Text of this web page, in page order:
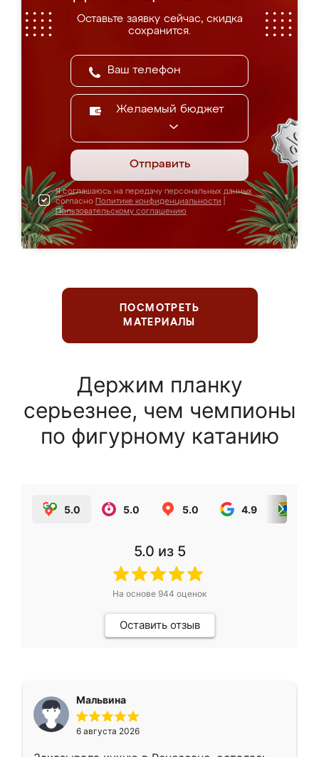
Оставьте заявку сейчас, скидка
сохранится.
Желаемый бюджет
Отправить
Я соглашаюсь на передачу персональных данных
согласно Политике конфиденциальности
Пользовательскому соглашению
ПОСМОТРЕТЬ
МАТЕРИАЛЫ
Держим планку
серьезнее, чем чемпионы
по фигурному катанию
5.0 5.0 5.0 4.9
5.0 из 5
На основе 944 оценок
Оставить отзыв
Мальвина
6 августа 2026